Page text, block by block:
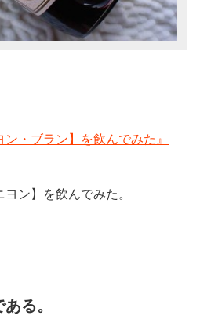
・ブラン】を飲んでみた』
ン】を飲んでみた。
ある。